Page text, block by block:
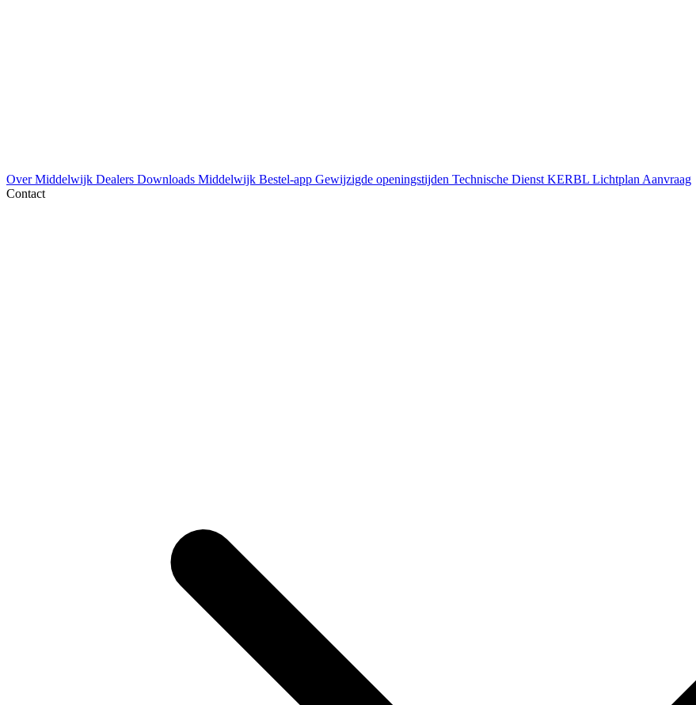
Over Middelwijk Dealers Downloads Middelwijk Bestel-app Gewijzigde openingstijden Technische Dienst KERBL Lichtplan Aanvraag
Contact